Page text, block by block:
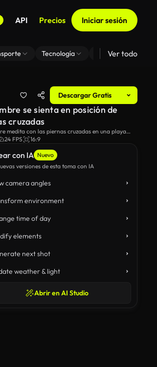
API Precios Iniciar sesión
Tecnología Zoom De Fondo
Ver todo
Descargar Gratis
con IA Nuevo
versiones de esta toma con IA
camera angles
environment
time of day
elements
next shot
weather & light
Abrir en AI Studio
se sienta en posición de
cruzadas
medita con las piernas cruzadas en una playa
24 FPS 16:9